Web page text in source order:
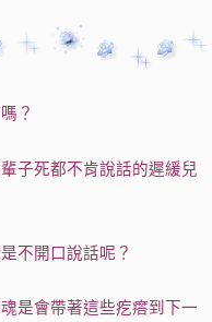
？
子死都不肯說話的遲緩兒
不開口說話呢？
是會帶著這些疙瘩到下一